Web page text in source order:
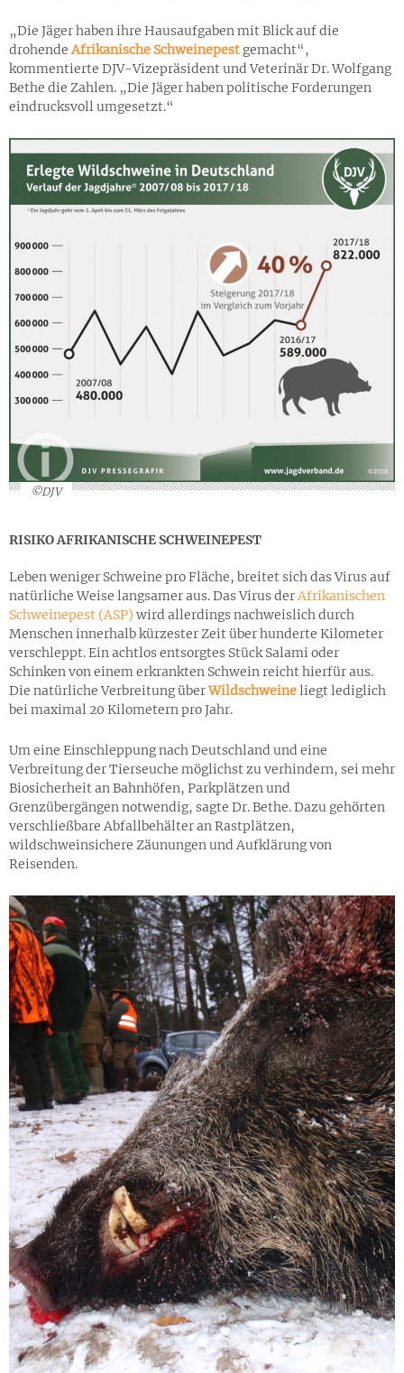
„Die Jäger haben ihre Hausaufgaben mit Blick auf die
drohendeAfrikanische Schweinepest gemacht“,
kommentierte DJV-Vizepräsident und Veterinär Dr. Wolfgang
Bethe die Zahlen. „Die Jäger haben politische Forderungen
eindrucksvoll umgesetzt.“
©DJV
RISIKO AFRIKANISCHE SCHWEINEPEST
Leben weniger Schweine pro Fläche, breitet sich das Virus auf
natürliche Weise langsamer aus. Das Virus derAfrikanischen
Schweinepest (ASP) wird allerdings nachweislich durch
Menschen innerhalb kürzester Zeit über hunderte Kilometer
verschleppt. Ein achtlos entsorgtes Stück Salami oder
Schinken von einem erkrankten Schwein reicht hierfür aus.
Die natürliche Verbreitung überWildschweineliegt lediglich
bei maximal 20 Kilometern pro Jahr.
Um eine Einschleppung nach Deutschland und eine
Verbreitung der Tierseuche möglichst zu verhindern, sei mehr
Biosicherheit an Bahnhöfen, Parkplätzen und
Grenzübergängen notwendig, sagte Dr. Bethe. Dazu gehörten
verschließbare Abfallbehälter an Rastplätzen,
wildschweinsichere Zäunungen und Aufklärung von
Reisenden.